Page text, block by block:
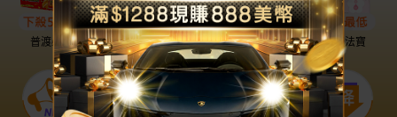
普渡必備 話題保養 盛夏提案 雨天法寶